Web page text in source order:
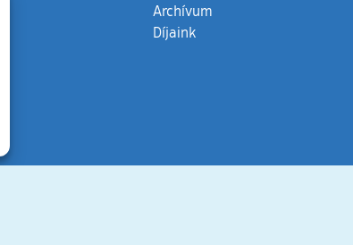
Archívum
Díjaink